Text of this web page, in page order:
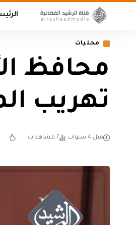
محليات
محافظ
تهريب
قبل 4 سنوات 7 مشاهدات